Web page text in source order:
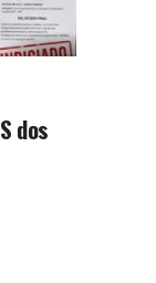
dos